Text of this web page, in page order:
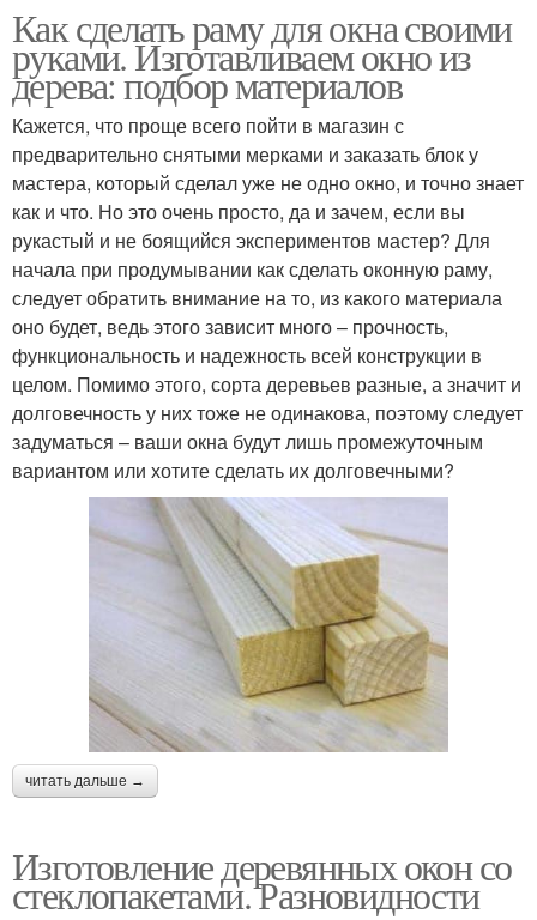
Как сделать раму для окна своими
руками. Изготавливаем окно из
дерева: подбор материалов
Кажется, что проще всего пойти в магазин с
предварительно снятыми мерками и заказать блок у
мастера, который сделал уже не одно окно, и точно знает
как и что. Но это очень просто, да и зачем, если вы
рукастый и не боящийся экспериментов мастер? Для
начала при продумывании как сделать оконную раму,
следует обратить внимание на то, из какого материала
оно будет, ведь этого зависит много – прочность,
функциональность и надежность всей конструкции в
целом. Помимо этого, сорта деревьев разные, а значит и
долговечность у них тоже не одинакова, поэтому следует
задуматься – ваши окна будут лишь промежуточным
вариантом или хотите сделать их долговечными?
читать дальше →
Изготовление деревянных окон со
стеклопакетами. Разновидности